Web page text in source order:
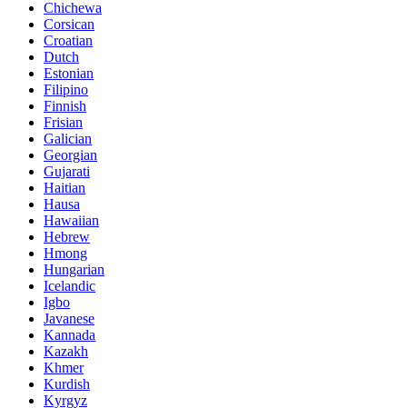
Chichewa
Corsican
Croatian
Dutch
Estonian
Filipino
Finnish
Frisian
Galician
Georgian
Gujarati
Haitian
Hausa
Hawaiian
Hebrew
Hmong
Hungarian
Icelandic
Igbo
Javanese
Kannada
Kazakh
Khmer
Kurdish
Kyrgyz